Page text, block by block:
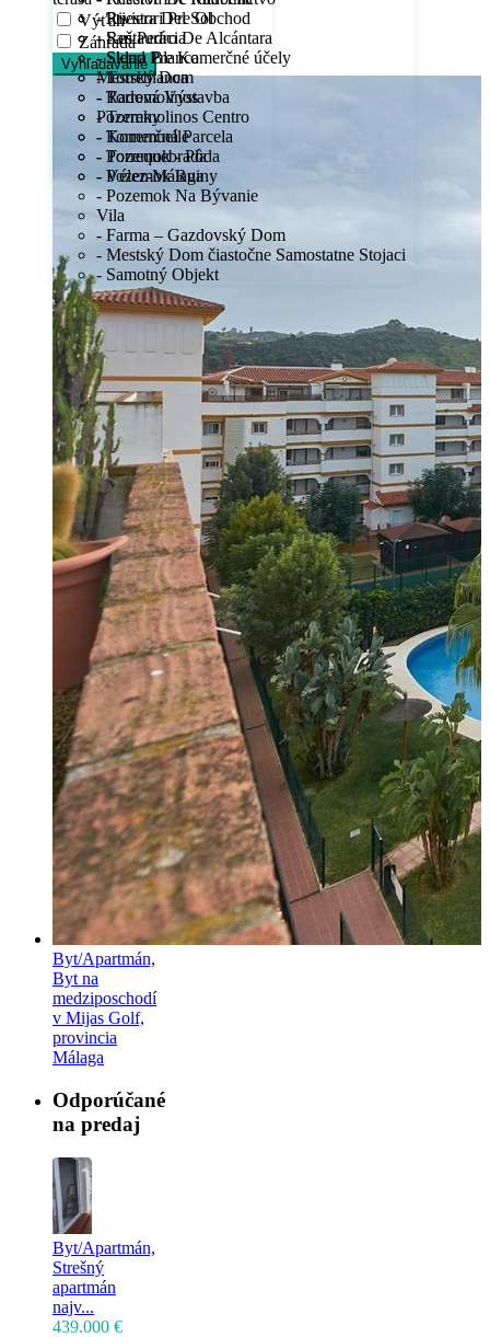
- Priestori Pre Obchod
- Reštaurácia
- Sklad Pre Komerčné účely
Mestský Dom
- Radová Výstavba
Pozemky
- Komerčná Parcela
- Pozemok - Pôda
- Pozemok Ruiny
- Pozemok Na Bývanie
Vila
- Farma – Gazdovský Dom
- Mestský Dom čiastočne Samostatne Stojaci
- Samotný Objekt
- Riviera Del Sol
- San Pedro De Alcántara
- Sierra Blanca
- Torreblanca
- Torremolinos
- Torremolinos Centro
- Torremuelle
- Torrequebrada
- Vélez-Málaga
Výťah
Záhrada
Vyhľadávanie
Byt/Apartmán,
Byt na
medziposchodí
v Mijas Golf,
provincia
Málaga
Odporúčané
na predaj
Byt/Apartmán,
Strešný
apartmán
najv...
439.000 €